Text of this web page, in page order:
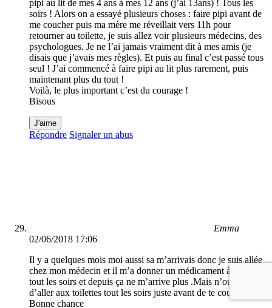
pipi au lit de mes 4 ans à mes 12 ans (j’ai 13ans) ! Tous les
soirs ! Alors on a essayé plusieurs choses : faire pipi avant de
me coucher puis ma mère me réveillait vers 11h pour
retourner au toilette, je suis allez voir plusieurs médecins, des
psychologues. Je ne l’ai jamais vraiment dit à mes amis (je
disais que j’avais mes règles). Et puis au final c’est passé tous
seul ! J’ai commencé à faire pipi au lit plus rarement, puis
maintenant plus du tout !
Voilà, le plus important c’est du courage !
Bisous
J'aime
Répondre Signaler un abus
Emma
02/06/2018 17:06
Il y a quelques mois moi aussi sa m’arrivais donc je suis allée
chez mon médecin et il m’a donner un médicament à prendre
tout les soirs et depuis ça ne m’arrive plus .Mais n’oublie pas
d’aller aux toilettes tout les soirs juste avant de te coucher .
Bonne chance